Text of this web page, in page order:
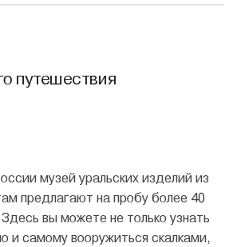
путешествия
музей уральских изделий из
предлагают на пробу более 40
вы можете не только узнать
и самому вооружиться скалками,